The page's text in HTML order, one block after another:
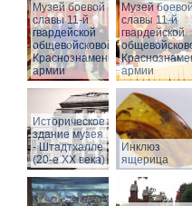
Музей боевой
славы 11-й
гвардейской
общевойсковой
Краснознаменной
армии
Музей
славы 11-й
гвардейской
армии
Историческое
здание музея
- Штадтхалле
(20-е XX века)
Инклюз
ящерица